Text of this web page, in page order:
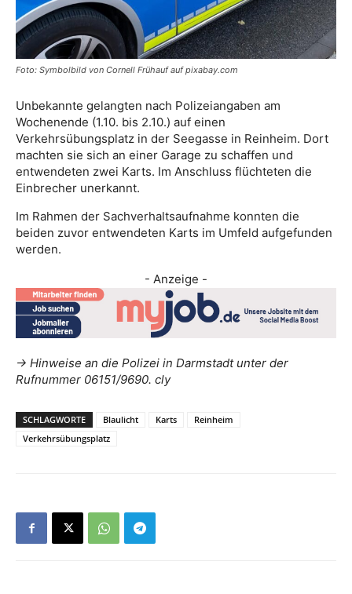
Foto: Symbolbild von Cornell Frühauf auf pixabay.com
Unbekannte gelangten nach Polizeiangaben am
Wochenende (1.10. bis 2.10.) auf einen
Verkehrsübungsplatz in der Seegasse in Reinheim. Dort
machten sie sich an einer Garage zu schaffen und
entwendeten zwei Karts. Im Anschluss flüchteten die
Einbrecher unerkannt.
Im Rahmen der Sachverhaltsaufnahme konnten die
beiden zuvor entwendeten Karts im Umfeld aufgefunden
werden.
- Anzeige -
-> Hinweise an die Polizei in Darmstadt unter der
Rufnummer 06151/9690. cly
SCHLAGWORTE Blaulicht Karts
Reinheim
Verkehrsübungsplatz